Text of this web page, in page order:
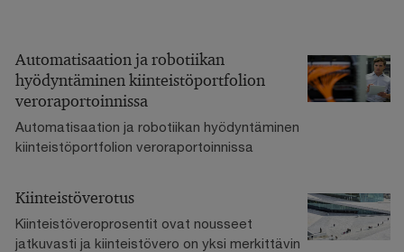
Automatisaation ja robotiikan
hyödyntäminen kiinteistöportfolion
veroraportoinnissa
Automatisaation ja robotiikan hyödyntäminen
kiinteistöportfolion veroraportoinnissa
Kiinteistöverotus
Kiinteistöveroprosentit ovat nousseet
jatkuvasti ja kiinteistövero on yksi merkittävin